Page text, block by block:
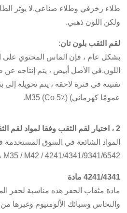
طلاء زخرفي وطلاء صناعي.لا يؤثر
ولكن اللون ذهبي.
لقم الثقب بلون تان:
بشكل عام ، فإن الماس المحتوي على
اللون.في الأصل أبيض ، يتم إنتاجه
تفتيته في فترة لاحقة ، يتم تحويله
عمومًا كهرماني) M35 (Co 5٪).
2 ، اختيار لقم الثقب وفقا لمواد لقم الثقب
المواد الشائعة في السوق
4241/4341/9341/6542 / M35 / M42 ، ويزداد أدائها بالتتابع.
4241/4341 مادة
مادة مثقاب الحفر هذه مناسبة لحفر
والنحاس وسبائك الألومنيوم وغيرها